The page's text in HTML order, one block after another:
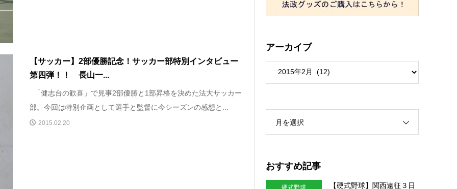
【サッカー】2部優勝記念！サッカー部特別インタビュー
第四弾！！ 長山一...
「健志台の歓喜」で見事2部優勝と1部昇格を決めた法大サッカー
部。今回は特別企画として選手と監督に今シーズンの感想と...
2015.02.20
アーカイブ
月を選択
おすすめ記事
硬式野球
【硬式野球】関西遠征３日